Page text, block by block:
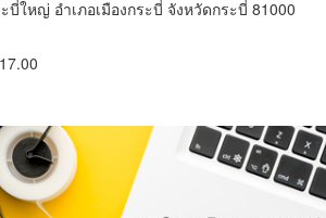
ใหญ่ อำเภอเมืองกระบี่ จังหวัดกระบี่ 81000